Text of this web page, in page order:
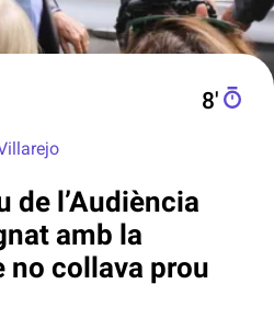
8′
de l’Audiència
amb la
no collava prou